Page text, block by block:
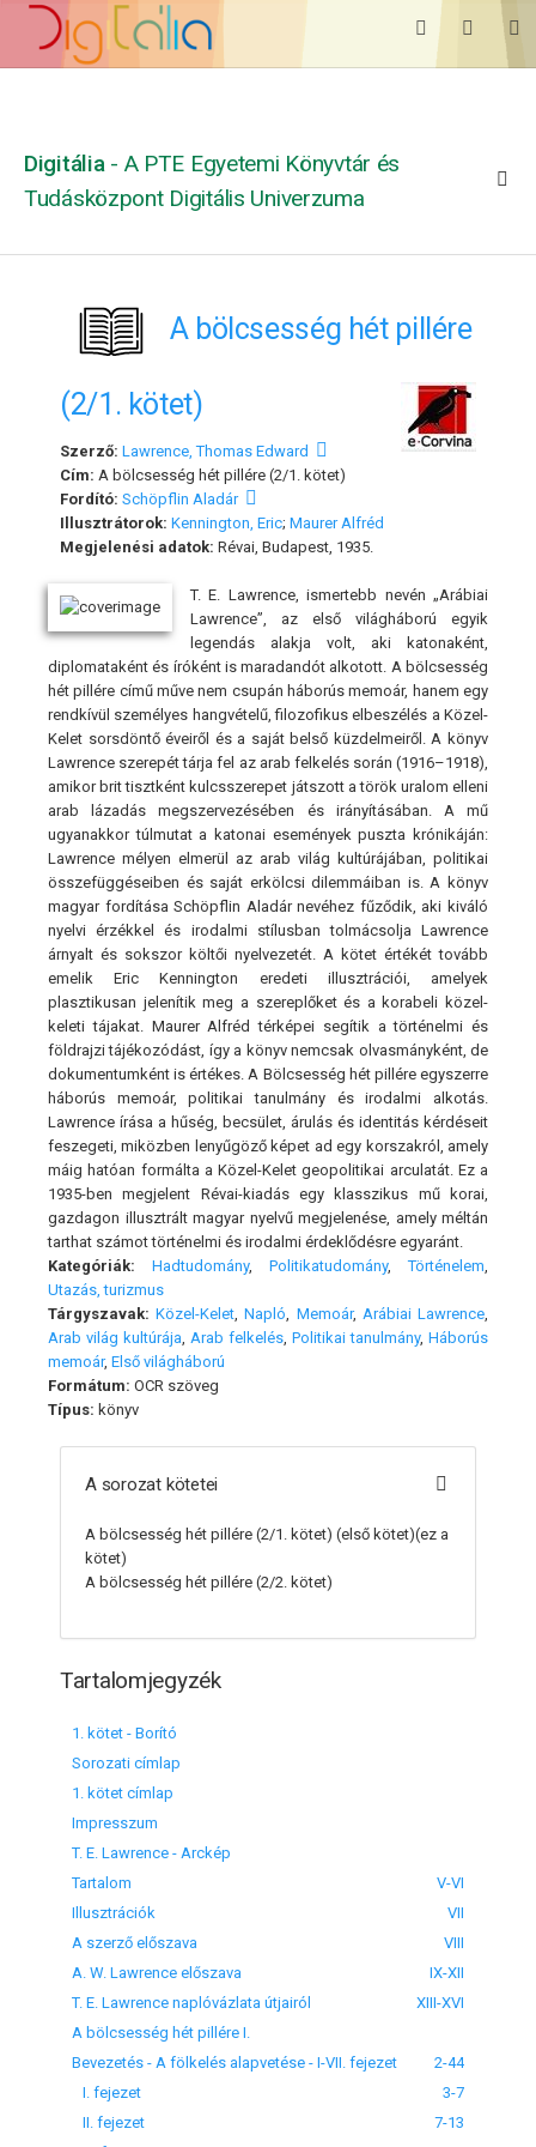
Digitália - A PTE Egyetemi Könyvtár és
Tudásközpont Digitális Univerzuma
A bölcsesség hét pillére
(2/1. kötet)
Szerző: Lawrence, Thomas Edward
Cím: A bölcsesség hét pillére (2/1. kötet)
Fordító: Schöpflin Aladár
Illusztrátorok: Kennington, Eric; Maurer Alfréd
Megjelenési adatok: Révai, Budapest, 1935.
T. E. Lawrence, ismertebb nevén „Arábiai
Lawrence”, az első világháború egyik
legendás alakja volt, aki katonaként,
diplomataként és íróként is maradandót alkotott. A bölcsesség
hét pillére című műve nem csupán háborús memoár, hanem egy
rendkívül személyes hangvételű, filozofikus elbeszélés a Közel-
Kelet sorsdöntő éveiről és a saját belső küzdelmeiről. A könyv
Lawrence szerepét tárja fel az arab felkelés során (1916–1918),
amikor brit tisztként kulcsszerepet játszott a török uralom elleni
arab lázadás megszervezésében és irányításában. A mű
ugyanakkor túlmutat a katonai események puszta krónikáján:
Lawrence mélyen elmerül az arab világ kultúrájában, politikai
összefüggéseiben és saját erkölcsi dilemmáiban is. A könyv
magyar fordítása Schöpflin Aladár nevéhez fűződik, aki kiváló
nyelvi érzékkel és irodalmi stílusban tolmácsolja Lawrence
árnyalt és sokszor költői nyelvezetét. A kötet értékét tovább
emelik Eric Kennington eredeti illusztrációi, amelyek
plasztikusan jelenítik meg a szereplőket és a korabeli közel-
keleti tájakat. Maurer Alfréd térképei segítik a történelmi és
földrajzi tájékozódást, így a könyv nemcsak olvasmányként, de
dokumentumként is értékes. A Bölcsesség hét pillére egyszerre
háborús memoár, politikai tanulmány és irodalmi alkotás.
Lawrence írása a hűség, becsület, árulás és identitás kérdéseit
feszegeti, miközben lenyűgöző képet ad egy korszakról, amely
máig hatóan formálta a Közel-Kelet geopolitikai arculatát. Ez a
1935-ben megjelent Révai-kiadás egy klasszikus mű korai,
gazdagon illusztrált magyar nyelvű megjelenése, amely méltán
tarthat számot történelmi és irodalmi érdeklődésre egyaránt.
Kategóriák:
Hadtudomány, Politikatudomány,Történelem
Utazás, turizmus
Tárgyszavak: Közel-Kelet ,Napló Memoár, Arábiai Lawrence
Arab világ kultúrája Arab felkelés Politikai tanulmány, Háborús
memoár, Első világháború
Formátum: OCR szöveg
Típus: könyv
A sorozat kötetei
A bölcsesség hét pillére (2/1. kötet) (első kötet)(ez a
kötet)
A bölcsesség hét pillére (2/2. kötet)
Tartalomjegyzék
1. kötet - Borító
Sorozati címlap
1. kötet címlap
Impresszum
T. E. Lawrence - Arckép
Tartalom
V-VI
Illusztrációk
VII
A szerző előszava
VIII
A. W. Lawrence előszava
IX-XII
T. E. Lawrence naplóvázlata útjairól
XIII-XVI
A bölcsesség hét pillére I.
Bevezetés - A fölkelés alapvetése - I-VII. fejezet
2-44
I. fejezet
3-7
II. fejezet
7-13